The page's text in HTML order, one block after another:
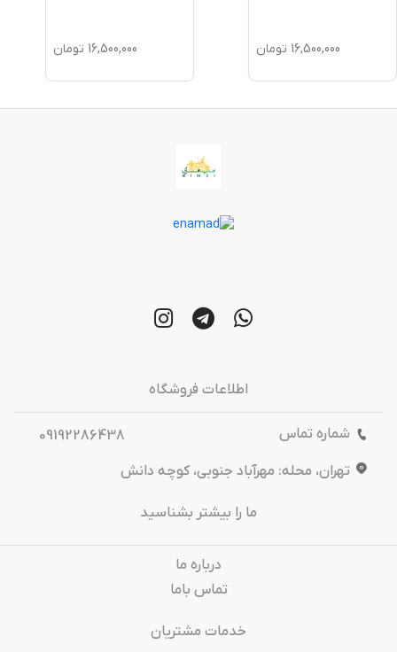
16,500,000 تومان 16,500,000 تومان
اطلاعات فروشگاه
شماره تماس
09192286438
تهران، محله: مهرآباد جنوبی، کوچه دانش
ما را بیشتر بشناسید
درباره‌ ما
تماس باما
خدمات مشتریان